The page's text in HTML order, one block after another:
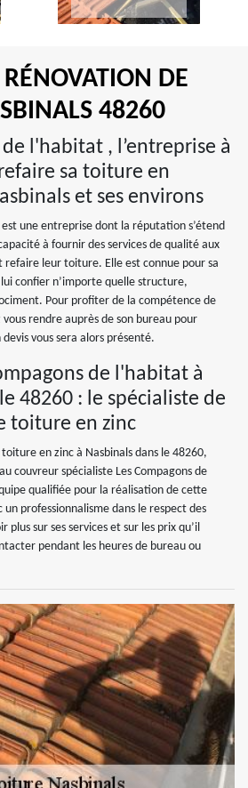
RÉNOVATION DE
48260
de l'habitat , l’entreprise à
sa toiture en
et ses environs
une entreprise dont la réputation s’étend
à fournir des services de qualité aux
leur toiture. Elle est connue pour sa
confier n’importe quelle structure,
Pour profiter de la compétence de
rendre auprès de son bureau pour
vous sera alors présenté.
de l'habitat à
48260 : le spécialiste de
toiture en zinc
en zinc à Nasbinals dans le 48260,
couvreur spécialiste Les Compagons de
qualifiée pour la réalisation de cette
un professionnalisme dans le respect des
plus sur ses services et sur les prix qu’il
pendant les heures de bureau ou